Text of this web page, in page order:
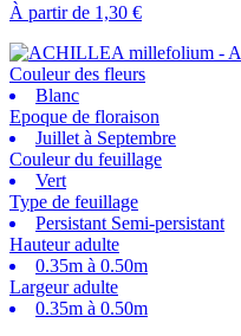
À partir de 1,30 €
Couleur des fleurs
Blanc
Epoque de floraison
Juillet à Septembre
Couleur du feuillage
Vert
Type de feuillage
Persistant Semi-persistant
Hauteur adulte
0.35m à 0.50m
Largeur adulte
0.35m à 0.50m